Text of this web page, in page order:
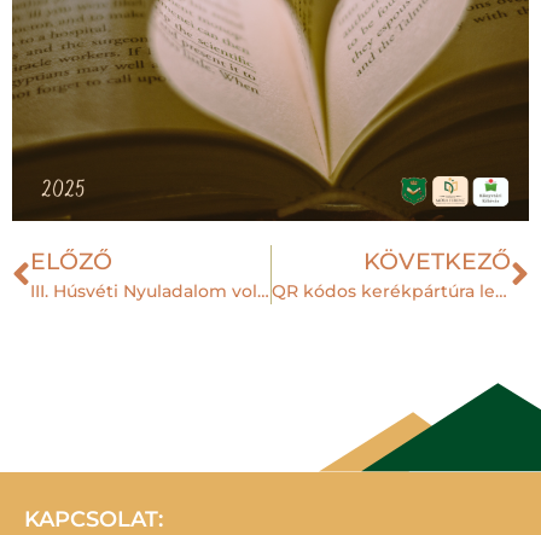
ELŐZŐ
III. Húsvéti Nyuladalom volt ismét
KÖVETKEZŐ
QR kódos kerékpártúra lesz nagypénteken TÉRKÉPPEL!!!!!
KAPCSOLAT: